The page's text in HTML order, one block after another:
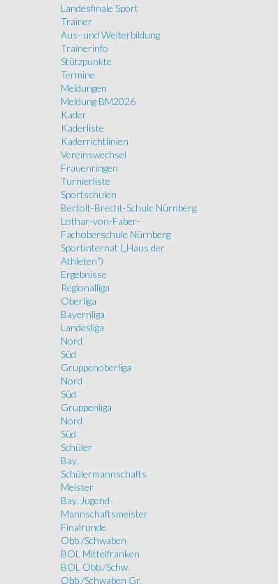
Landesfinale Sport
Trainer
Aus- und Weiterbildung
Trainerinfo
Stützpunkte
Termine
Meldungen
Meldung BM2026
Kader
Kaderliste
Kaderrichtlinien
Vereinswechsel
Frauenringen
Turnierliste
Sportschulen
Bertolt-Brecht-Schule Nürnberg
Lothar-von-Faber-
Fachoberschule Nürnberg
Sportinternat („Haus der
Athleten“)
Ergebnisse
Regionalliga
Oberliga
Bayernliga
Landesliga
Nord
Süd
Gruppenoberliga
Nord
Süd
Gruppenliga
Nord
Süd
Schüler
Bay.
Schülermannschafts
Meister
Bay. Jugend-
Mannschaftsmeister
Finalrunde
Obb./Schwaben
BOL Mittelfranken
BOL Obb./Schw.
Obb./Schwaben Gr.